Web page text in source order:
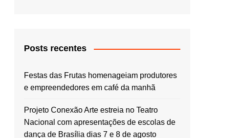
Posts recentes
Festas das Frutas homenageiam produtores
e empreendedores em café da manhã
Projeto Conexão Arte estreia no Teatro
Nacional com apresentações de escolas de
dança de Brasília dias 7 e 8 de agosto